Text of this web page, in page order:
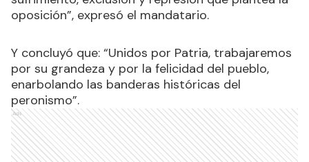
oposición”, expresó el mandatario.
Y concluyó que: “Unidos por Patria, trabajaremos
por su grandeza y por la felicidad del pueblo,
enarbolando las banderas históricas del
peronismo”.
Ads